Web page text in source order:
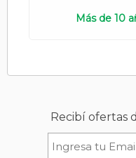
Más de 10
Recibí ofertas